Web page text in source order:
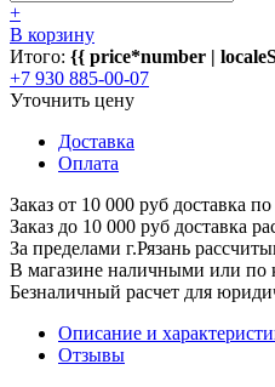
+
В корзину
Итого: {{ price*number |
+7 930 885-00-07
Уточнить цену
Доставка
Оплата
Заказ от 10 000 руб доставка
Заказ до 10 000 руб доставка
За пределами г.Рязань
В магазине наличными или по
Безналичный расчет для
Описание и
Отзывы